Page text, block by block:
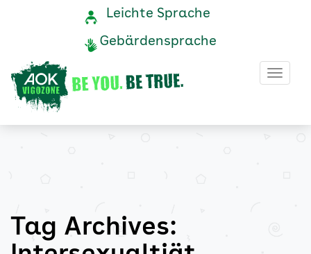
Intersexualtiät
Archive
AOK
Vigozone
Navigation
Service-
Leichte Sprache
Gebärdensprache
Tag Archives: